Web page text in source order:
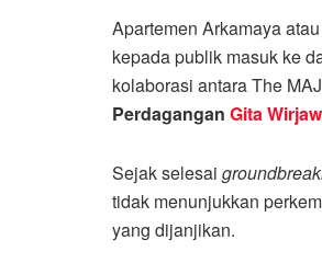
Apartemen Arkamaya
kepada publik masuk ke
kolaborasi antara The
Perdagangan Gita
Sejak selesai
tidak menunjukkan
yang dijanjikan.